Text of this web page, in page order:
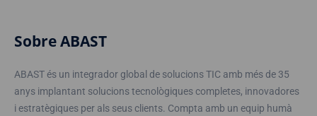
Sobre ABAST
ABAST és un integrador global de solucions TIC amb més de 35
anys implantant solucions tecnològiques completes, innovadores
i estratègiques per als seus clients. Compta amb un equip humà